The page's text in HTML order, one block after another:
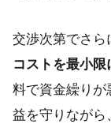
交渉次第でさら
コストを最小
料で資金繰りが
益を守りながら